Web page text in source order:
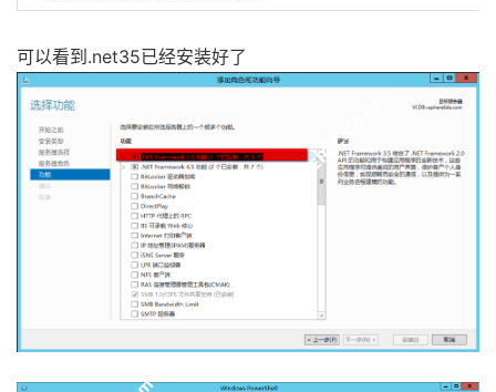
可以看到.net35已经安装好了